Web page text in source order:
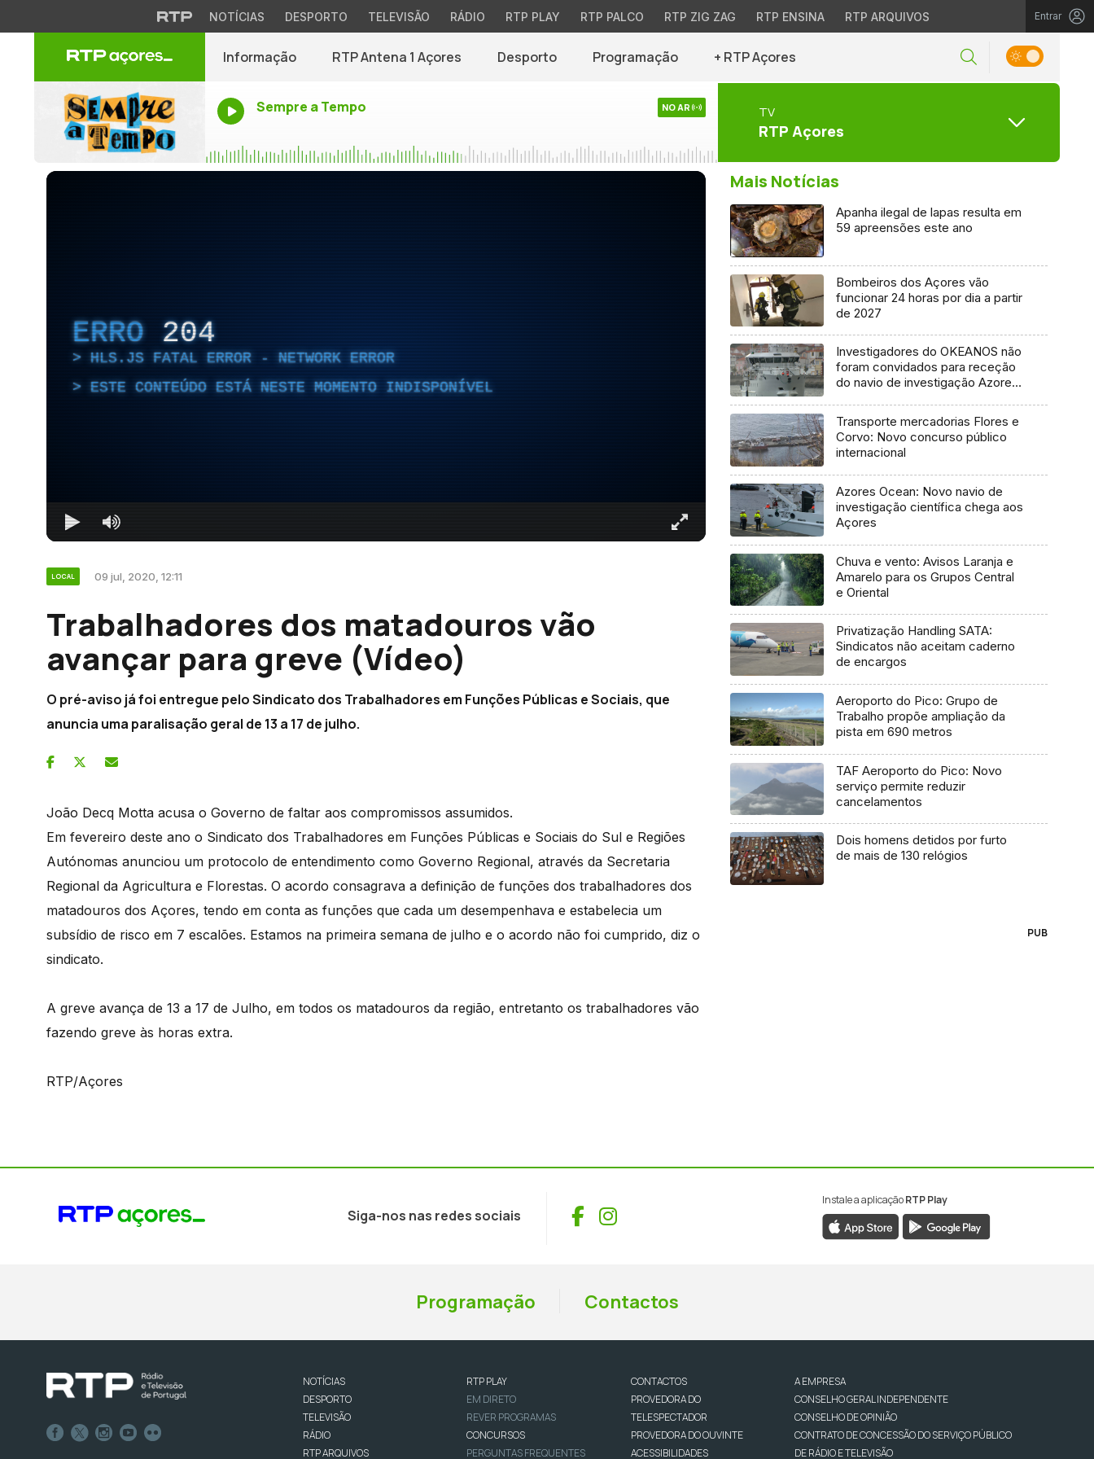
NOTÍCIAS DESPORTO TELEVISÃO RÁDIO RTP PLAY RTP PALCO RTP ZIG ZAG RTP ENSINA RTP ARQUIVOS Entrar
Informação RTP Antena 1 Açores Desporto Programação + RTP Açores
Sempre a Tempo NO AR TV
RTP Açores
ERRO 204
HLS.JS FATAL ERROR - NETWORK ERROR
ESTE CONTEÚDO ESTÁ NESTE MOMENTO INDISPONÍVEL
LOCAL 09 jul, 2020, 12:11
Trabalhadores dos matadouros vão
avançar para greve (Vídeo)
O pré-aviso já foi entregue pelo Sindicato dos Trabalhadores em Funções Públicas e Sociais, que
anuncia uma paralisação geral de 13 a 17 de julho.
João Decq Motta acusa o Governo de faltar aos compromissos assumidos.
Em fevereiro deste ano o Sindicato dos Trabalhadores em Funções Públicas e Sociais do Sul e Regiões
Autónomas anunciou um protocolo de entendimento como Governo Regional, através da Secretaria
Regional da Agricultura e Florestas. O acordo consagrava a definição de funções dos trabalhadores dos
matadouros dos Açores, tendo em conta as funções que cada um desempenhava e estabelecia um
subsídio de risco em 7 escalões. Estamos na primeira semana de julho e o acordo não foi cumprido, diz o
sindicato.
A greve avança de 13 a 17 de Julho, em todos os matadouros da região, entretanto os trabalhadores vão
fazendo greve às horas extra.
RTP/Açores
Mais Notícias
Apanha ilegal de lapas resulta em
59 apreensões este ano
Bombeiros dos Açores vão
funcionar 24 horas por dia a partir
de 2027
Investigadores do OKEANOS não
foram convidados para receção
do navio de investigação Azores
Transporte mercadorias Flores e
Corvo: Novo concurso público
internacional
Azores Ocean: Novo navio de
investigação científica chega aos
Açores
Chuva e vento: Avisos Laranja e
Amarelo para os Grupos Central
e Oriental
Privatização Handling SATA:
Sindicatos não aceitam caderno
de encargos
Aeroporto do Pico: Grupo de
Trabalho propõe ampliação da
pista em 690 metros
TAF Aeroporto do Pico: Novo
serviço permite reduzir
cancelamentos
Dois homens detidos por furto
de mais de 130 relógios
PUB
Siga-nos nas redes sociais Facebook
Instagram
Instale a aplicaçãoRTP Play
Programação Contactos
NOTÍCIAS
DESPORTO
TELEVISÃO
RÁDIO
RTP ARQUIVOS
RTP PLAY
EM DIRETO
REVER PROGRAMAS
CONCURSOS
PERGUNTAS FREQUENTES
CONTACTOS
PROVEDORA DO
TELESPECTADOR
PROVEDORA DO OUVINTE
ACESSIBILIDADES
A EMPRESA
CONSELHO GERAL INDEPENDENTE
CONSELHO DE OPINIÃO
CONTRATO DE CONCESSÃO DO SERVIÇO PÚBLICO
DE RÁDIO E TELEVISÃO